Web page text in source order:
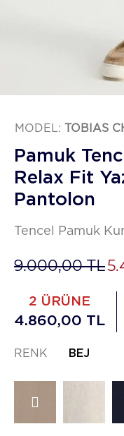
MODEL: TOBIAS
Pamuk
Relax Fit
Pantolon
Tencel Pamuk
9.000,00 TL
2 ÜRÜNE
4.860,00 TL
RENK BEJ